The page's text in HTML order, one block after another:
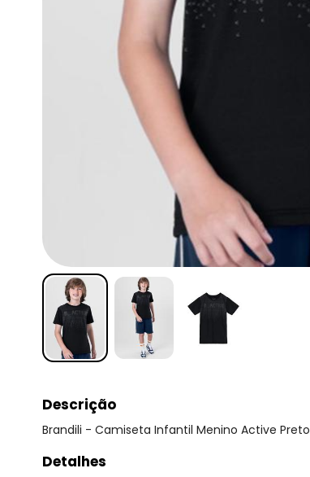
Descrição
Brandili - Camiseta Infantil Menino Active Preto
Detalhes